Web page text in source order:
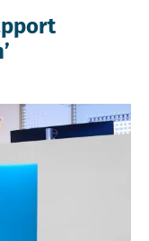
jaarverslag